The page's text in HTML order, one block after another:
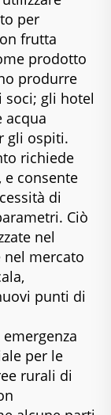
per
frutta
prodotto
produrre
gli hotel
acqua
gli ospiti.
richiede
consente
di
Ciò
nel
mercato
punti di
per le
rurali di